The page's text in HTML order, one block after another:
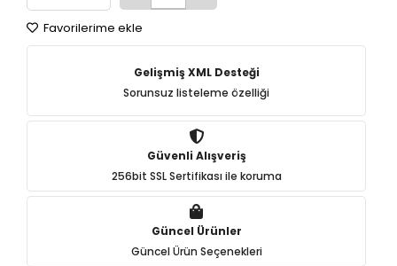
Favorilerime ekle
Gelişmiş XML Desteği
Sorunsuz listeleme özelliği
Güvenli Alışveriş
256bit SSL Sertifikası ile koruma
Güncel Ürünler
Güncel Ürün Seçenekleri